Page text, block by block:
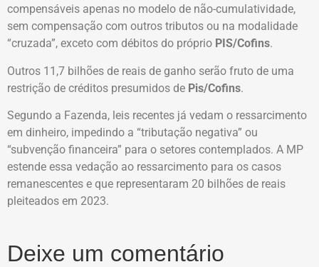
compensáveis apenas no modelo de não-cumulatividade,
sem compensação com outros tributos ou na modalidade
“cruzada”, exceto com débitos do próprio PIS/Cofins.
Outros 11,7 bilhões de reais de ganho serão fruto de uma
restrição de créditos presumidos de Pis/Cofins.
Segundo a Fazenda, leis recentes já vedam o ressarcimento
em dinheiro, impedindo a “tributação negativa” ou
“subvenção financeira” para o setores contemplados. A MP
estende essa vedação ao ressarcimento para os casos
remanescentes e que representaram 20 bilhões de reais
pleiteados em 2023.
Deixe um comentário